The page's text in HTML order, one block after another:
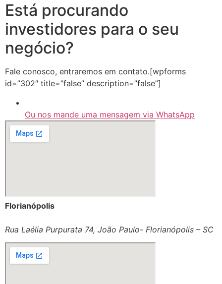
Está procurando
investidores para o seu
negócio?
Fale conosco, entraremos em contato.[wpforms
id=”302″ title=”false” description=”false”]
Ou nos mande uma mensagem via WhatsApp
Florianópolis
Rua Laélia Purpurata 74, João Paulo- Florianópolis – SC